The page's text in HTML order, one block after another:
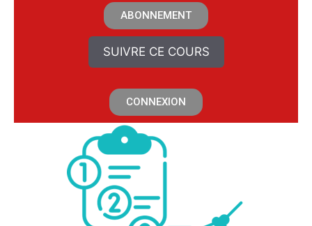
ABONNEMENT
SUIVRE CE COURS
CONNEXION